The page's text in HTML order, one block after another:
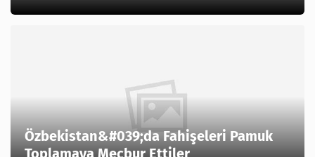
Özbekistan&#039;da Fahişeleri Pamuk
Toplamaya Mecbur Ettiler